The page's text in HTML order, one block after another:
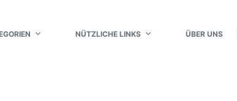
NÜTZLICHE LINKS ÜBER UNS